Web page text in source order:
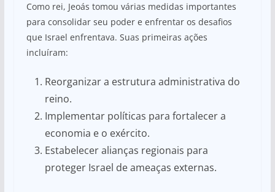
Como rei, Jeoás tomou várias medidas importantes
para consolidar seu poder e enfrentar os desafios
que Israel enfrentava. Suas primeiras ações
incluíram:
Reorganizar a estrutura administrativa do
reino.
Implementar políticas para fortalecer a
economia e o exército.
Estabelecer alianças regionais para
proteger Israel de ameaças externas.